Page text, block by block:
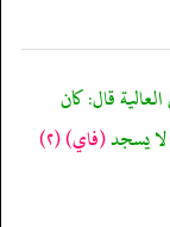
يسجد(فاي)(٢)